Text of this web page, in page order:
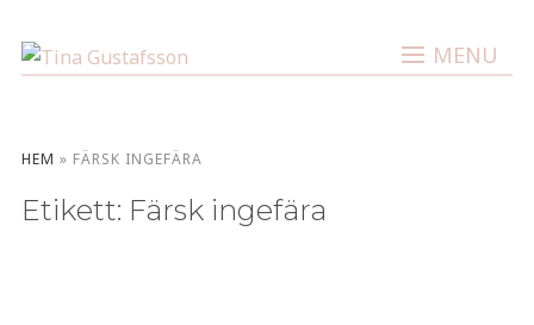
MENU
HEM » FÄRSK INGEFÄRA
Etikett: Färsk ingefära